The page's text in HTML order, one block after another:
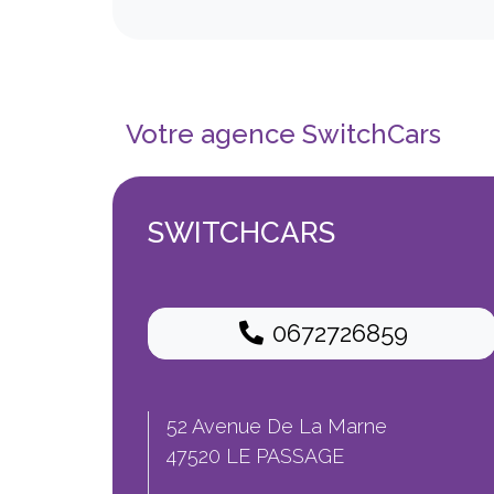
Votre agence SwitchCars
SWITCHCARS
0672726859
52 Avenue De La Marne
47520 LE PASSAGE